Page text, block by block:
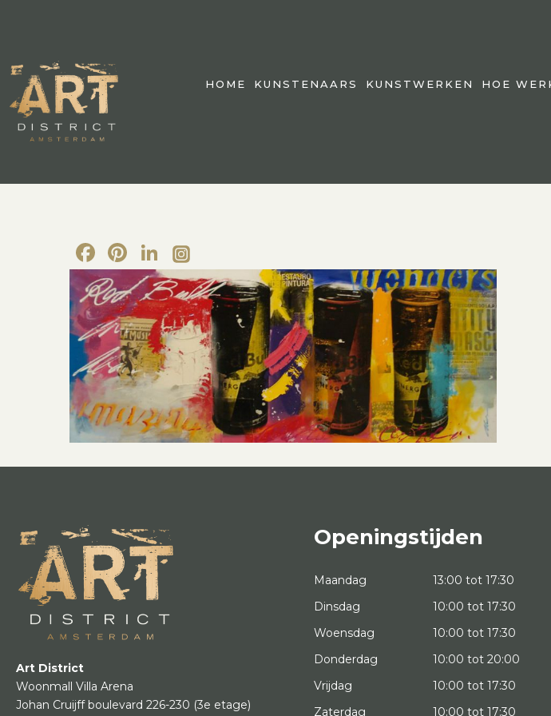
HOME KUNSTENAARS KUNSTWERKEN HOE
Facebook
Pinterest
LinkedIn
Art District
Woonmall Villa Arena
Johan Cruijff boulevard 226-230 (3e etage)
Openingstijden
Maandag
13:00 tot 17:30
Dinsdag
10:00 tot 17:30
Woensdag
10:00 tot 17:30
Donderdag
10:00 tot 20:00
Vrijdag
10:00 tot 17:30
Zaterdag
10:00 tot 17:30